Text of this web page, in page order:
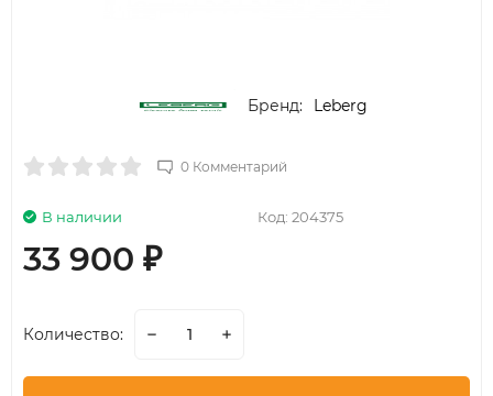
Бренд: Leberg
0 Комментарий
Код: 204375
В наличии
33 900 ₽
Количество: